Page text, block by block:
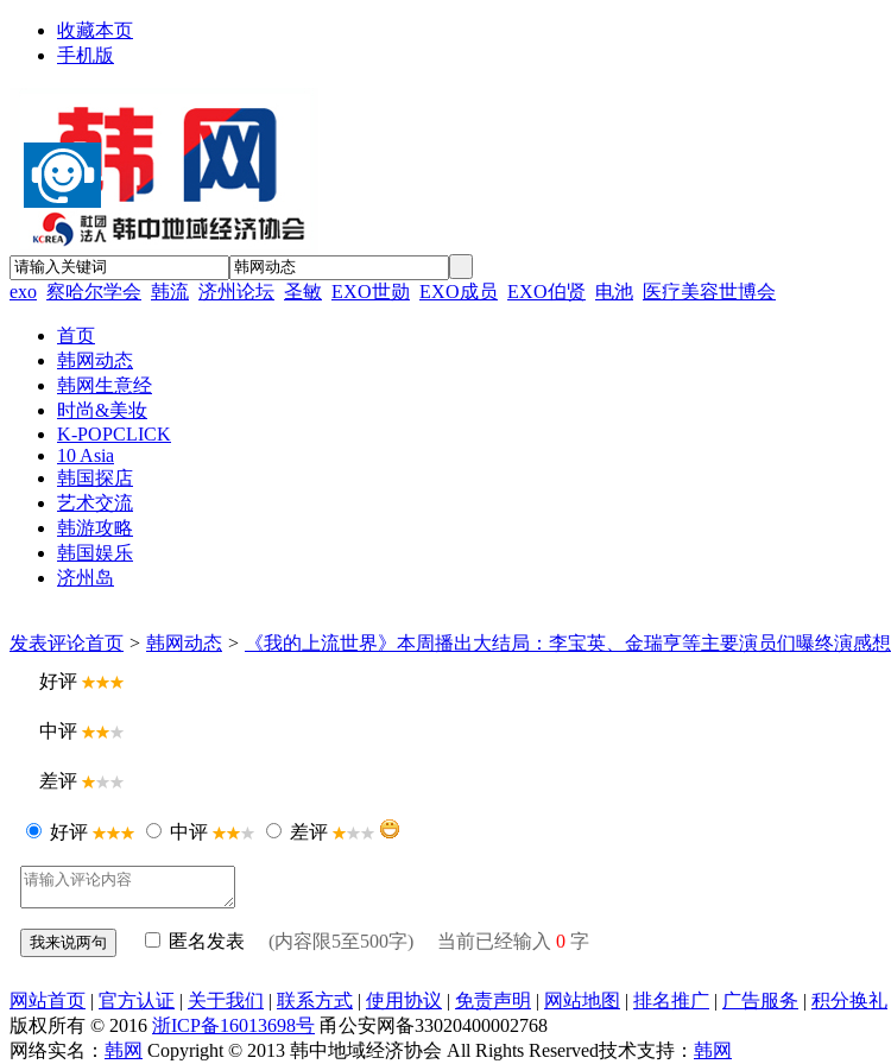
收藏本页
手机版
exo 察哈尔学会 韩流 济州论坛 圣敏 EXO世勋 EXO成员 EXO伯贤 电池 医疗美容世博会
首页
韩网动态
韩网生意经
时尚&美妆
K-POPCLICK
10 Asia
韩国探店
艺术交流
韩游攻略
韩国娱乐
济州岛
发表评论首页 > 韩网动态 > 《我的上流世界》本周播出大结局：李宝英、金瑞亨等主要演员们曝终演感想
好评
中评
差评
好评 中评 差评
匿名发表 (内容限5至500字) 当前已经输入 0 字
网站首页 | 官方认证 | 关于我们 | 联系方式 | 使用协议 | 免责声明 | 网站地图 | 排名推广 | 广告服务 | 积分换礼
版权所有 © 2016 浙ICP备16013698号 甬公安网备33020400002768
网络实名： 韩网 Copyright © 2013 韩中地域经济协会 All Rights Reserved技术支持： 韩网